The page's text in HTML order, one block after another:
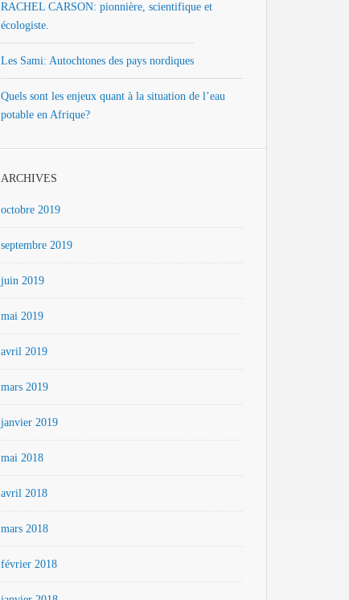
RACHEL CARSON: pionnière, scientifique et
écologiste.
Les Sami: Autochtones des pays nordiques
Quels sont les enjeux quant à la situation de l’eau
potable en Afrique?
ARCHIVES
octobre 2019
septembre 2019
juin 2019
mai 2019
avril 2019
mars 2019
janvier 2019
mai 2018
avril 2018
mars 2018
février 2018